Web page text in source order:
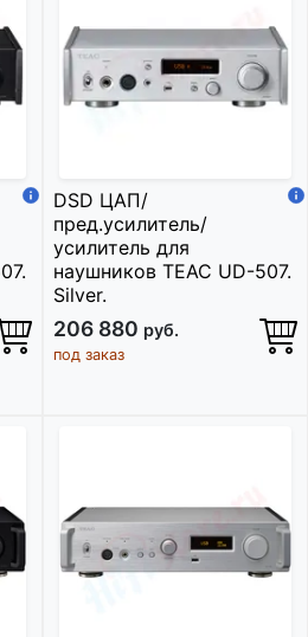
DSD ЦАП/
пред.усилитель/
усилитель для
наушников TEAC UD-507.
Silver.
206 880 руб.
под заказ